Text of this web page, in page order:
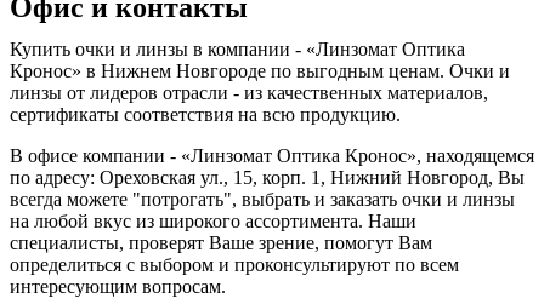
Офис и контакты
Купить очки и линзы в компании - «Линзомат Оптика
Кронос» в Нижнем Новгороде по выгодным ценам. Очки и
линзы от лидеров отрасли - из качественных материалов,
сертификаты соответствия на всю продукцию.
В офисе компании - «Линзомат Оптика Кронос», находящемся
по адресу: Ореховская ул., 15, корп. 1, Нижний Новгород, Вы
всегда можете "потрогать", выбрать и заказать очки и линзы
на любой вкус из широкого ассортимента. Наши
специалисты, проверят Ваше зрение, помогут Вам
определиться с выбором и проконсультируют по всем
интересующим вопросам.